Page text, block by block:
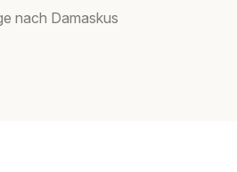
nach Damaskus